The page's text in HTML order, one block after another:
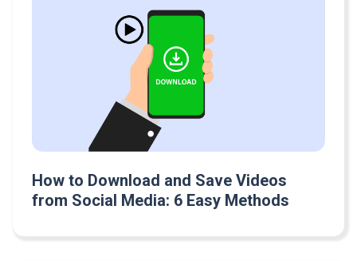
How to Download and Save Videos
from Social Media: 6 Easy Methods